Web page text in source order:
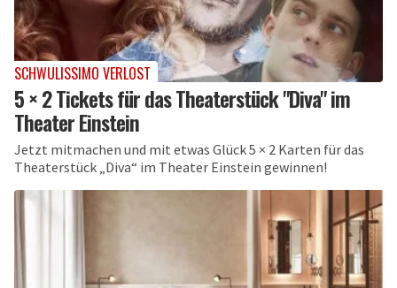
SCHWULISSIMO VERLOST
5 × 2 Tickets für das Theaterstück "Diva" im
Theater Einstein
Jetzt mitmachen und mit etwas Glück 5 × 2 Karten für das
Theaterstück „Diva“ im Theater Einstein gewinnen!